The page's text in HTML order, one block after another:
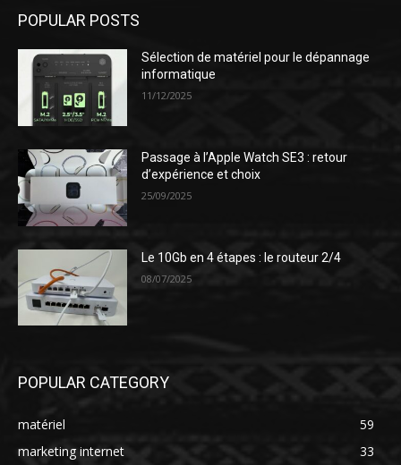
POPULAR POSTS
Sélection de matériel pour le dépannage
informatique
11/12/2025
Passage à l’Apple Watch SE3 : retour
d’expérience et choix
25/09/2025
Le 10Gb en 4 étapes : le routeur 2/4
08/07/2025
POPULAR CATEGORY
matériel
59
marketing internet
33